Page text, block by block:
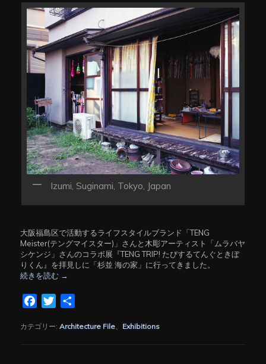
Izumi, Suginami, Tokyo, Japan
大阪福島区で活動するライフスタイルブランド「TENG
Meister(テングマイスター)」さんと木彫アーティスト「ムラバヤ
シケンジ」さんのコラボ展『TENG TRIP! たびするてんぐときぼ
りくん』を拝見しに「杉並 海の家」に行ってきました。
続きを読む →
FacebookTwitter
カテゴリー: Architecture File Exhibitions